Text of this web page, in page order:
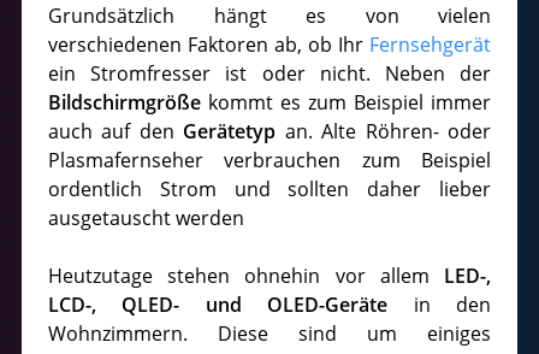
Grundsätzlich hängt es von vielen
verschiedenen Faktoren ab, ob Ihr Fernsehgerät
ein Stromfresser ist oder nicht. Neben der
Bildschirmgröße kommt es zum Beispiel immer
auch auf den Gerätetyp an. Alte Röhren- oder
Plasmafernseher verbrauchen zum Beispiel
ordentlich Strom und sollten daher lieber
ausgetauscht werden
Heutzutage stehen ohnehin vor allem LED-,
LCD-, QLED- und OLED-Geräte in den
Wohnzimmern. Diese sind um einiges